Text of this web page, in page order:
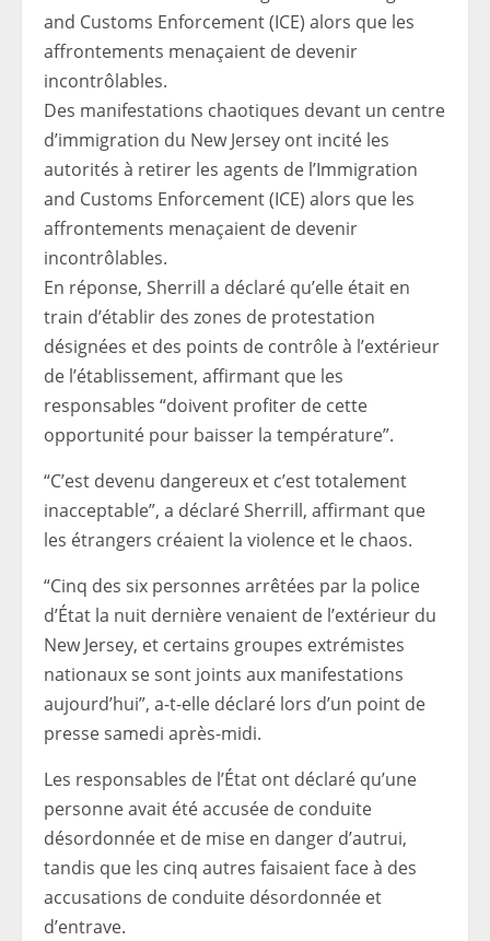
Des manifestations chaotiques devant un centre
d’immigration du New Jersey ont incité les
autorités à retirer les agents de l’Immigration
and Customs Enforcement (ICE) alors que les
affrontements menaçaient de devenir
incontrôlables.
En réponse, Sherrill a déclaré qu’elle était en
train d’établir des zones de protestation
désignées et des points de contrôle à l’extérieur
de l’établissement, affirmant que les
responsables “doivent profiter de cette
opportunité pour baisser la température”.
“C’est devenu dangereux et c’est totalement
inacceptable”, a déclaré Sherrill, affirmant que
les étrangers créaient la violence et le chaos.
“Cinq des six personnes arrêtées par la police
d’État la nuit dernière venaient de l’extérieur du
New Jersey, et certains groupes extrémistes
nationaux se sont joints aux manifestations
aujourd’hui”, a-t-elle déclaré lors d’un point de
presse samedi après-midi.
Les responsables de l’État ont déclaré qu’une
personne avait été accusée de conduite
désordonnée et de mise en danger d’autrui,
tandis que les cinq autres faisaient face à des
accusations de conduite désordonnée et
d’entrave.